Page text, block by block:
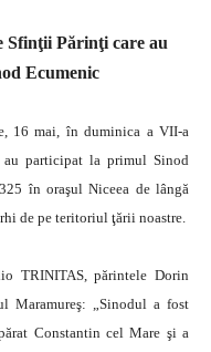
Sfinţii Părinţi care au
Ecumenic
16 mai, în duminica a VII-a
participat la primul Sinod
în oraşul Niceea de lângă
de pe teritoriul ţării noastre.
TRINITAS, părintele Dorin
Maramureş: „Sinodul a fost
Constantin cel Mare şi a